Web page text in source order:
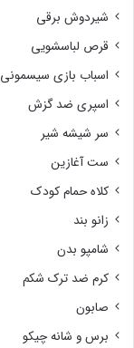
شیردوش برقی
قرص لباسشویی
اسباب بازی سیسمونی
اسپری ضد گزش
سر شیشه شیر
ست آغازین
کلاه حمام کودک
زانو بند
شامپو بدن
کرم ضد ترک شکم
صابون
برس و شانه چیکو